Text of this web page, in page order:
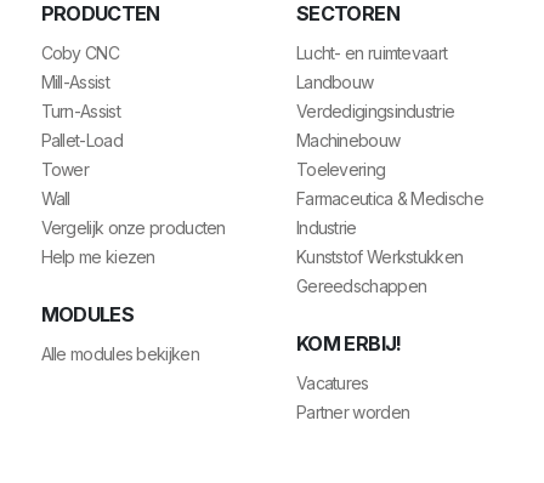
PRODUCTEN
Coby CNC
Mill-Assist
Turn-Assist
Pallet-Load
Tower
Wall
Vergelijk onze producten
Help me kiezen
MODULES
Alle modules bekijken
SECTOREN
Lucht- en ruimtevaart
Landbouw
Verdedigingsindustrie
Machinebouw
Toelevering
Farmaceutica & Medische
Industrie
Kunststof Werkstukken
Gereedschappen
KOM ERBIJ!
Vacatures
Partner worden